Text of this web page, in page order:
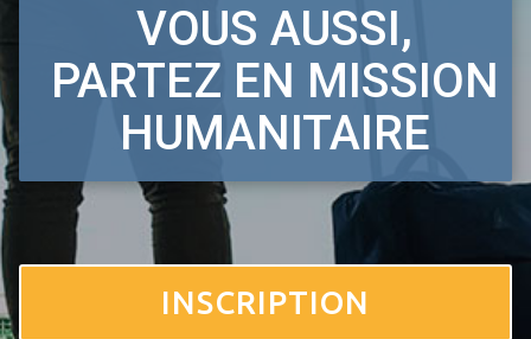
VOUS AUSSI,
PARTEZ EN MISSION
HUMANITAIRE
INSCRIPTION